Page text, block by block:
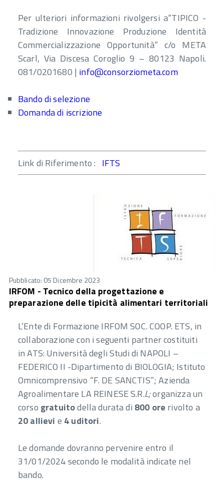
Per ulteriori informazioni rivolgersi a“TIPICO -
Tradizione Innovazione Produzione Identità
Commercializzazione Opportunità” c/o META
Scarl, Via Discesa Coroglio 9 – 80123 Napoli.
081/0201680 | info@consorziometa.com
Bando di selezione
Domanda di iscrizione
Link di Riferimento : IFTS
Pubblicato: 05 Dicembre 2023
IRFOM - Tecnico della progettazione e
preparazione delle tipicità alimentari territoriali
L’Ente di Formazione IRFOM SOC. COOP. ETS, in
collaborazione con i seguenti partner costituiti
in ATS: Università degli Studi di NAPOLI –
FEDERICO II -Dipartimento di BIOLOGIA; Istituto
Omnicomprensivo “F. DE SANCTIS”; Azienda
Agroalimentare LA REINESE S.R.L;organizza un
corso gratuitodella durata di 800 ore rivolto a
20 allievi e 4 uditori.
Le domande dovranno pervenire entro il
31/01/2024 secondo le modalità indicate nel
bando.